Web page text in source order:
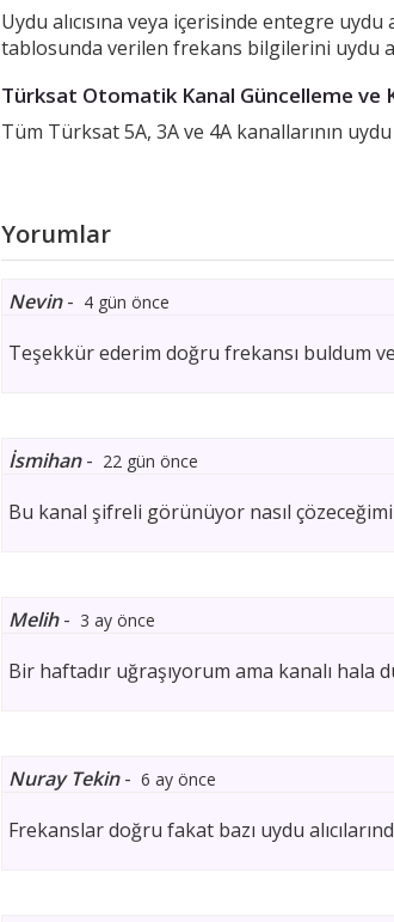
Uydu alıcısına veya içerisinde entegre
tablosunda verilen frekans bilgilerini uydu
Türksat Otomatik Kanal Güncelleme ve
Tüm Türksat 5A, 3A ve 4A kanallarının
Yorumlar
Nevin- 4 gün önce
Teşekkür ederim doğru frekansı buldum
İsmihan- 22 gün önce
Bu kanal şifreli görünüyor nasıl
Melih- 3 ay önce
Bir haftadır uğraşıyorum ama kanalı hala
Nuray Tekin- 6 ay önce
Frekanslar doğru fakat bazı uydu